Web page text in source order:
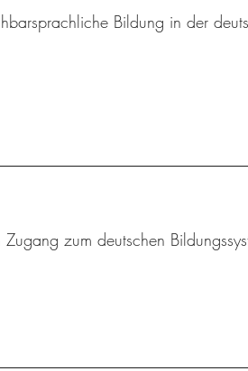
Bildung in der
zum deutschen